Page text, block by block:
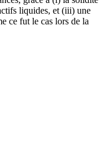
liquides, et (iii) une
ce fut le cas lors de la